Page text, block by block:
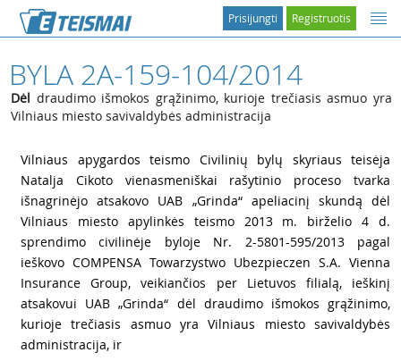
Registruotis
Prisijungti
BYLA 2A-159-104/2014
Dėl draudimo išmokos grąžinimo, kurioje trečiasis asmuo yra
Vilniaus miesto savivaldybės administracija
Vilniaus apygardos teismo Civilinių bylų skyriaus teisėja
Natalja Cikoto vienasmeniškai rašytinio proceso tvarka
išnagrinėjo atsakovo UAB „Grinda“ apeliacinį skundą dėl
Vilniaus miesto apylinkės teismo 2013 m. birželio 4 d.
sprendimo civilinėje byloje Nr. 2-5801-595/2013 pagal
ieškovo COMPENSA Towarzystwo Ubezpieczen S.A. Vienna
Insurance Group, veikiančios per Lietuvos filialą, ieškinį
atsakovui UAB „Grinda“ dėl draudimo išmokos grąžinimo,
kurioje trečiasis asmuo yra Vilniaus miesto savivaldybės
administracija, ir